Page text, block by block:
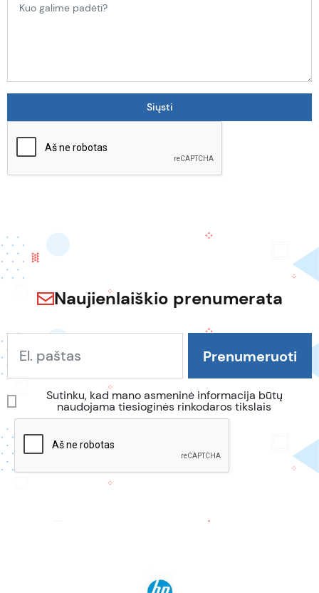
Naujienlaiškio prenumerata
Sutinku, kad mano asmeninė informacija būtų
naudojama tiesioginės rinkodaros tikslais